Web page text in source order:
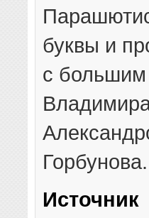
буквы и
с
Горбунова.
Источник